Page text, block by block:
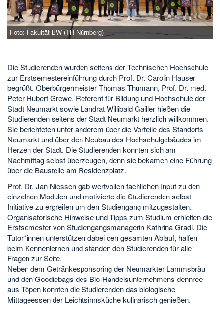
Foto: Fakultät BW (TH Nürnberg)
Die Studierenden wurden seitens der Technischen Hochschule
zur Erstsemestereinführung durch Prof. Dr. Carolin Hauser
begrüßt. Oberbürgermeister Thomas Thumann, Prof. Dr. med.
Peter Hubert Grewe, Referent für Bildung und Hochschule der
Stadt Neumarkt sowie Landrat Willibald Gailler hießen die
Studierenden seitens der Stadt Neumarkt herzlich willkommen.
Sie berichteten unter anderem über die Vorteile des Standorts
Neumarkt und über den Neubau des Hochschulgebäudes im
Herzen der Stadt. Die Studierenden konnten sich am
Nachmittag selbst überzeugen, denn sie bekamen eine Führung
über die Baustelle am Residenzplatz.
Prof. Dr. Jan Niessen gab wertvollen fachlichen Input zu den
einzelnen Modulen und motivierte die Studierenden selbst
Initiative zu ergreifen um den Studiengang mitzugestalten.
Organisatorische Hinweise und Tipps zum Studium erhielten die
Erstsemester von Studiengangsmanagerin Kathrina Gradl. Die
Tutor*innen unterstützen dabei den gesamten Ablauf, halfen
beim Kennenlernen und standen den Studierenden für alle
Fragen zur Seite.
Neben dem Getränkesponsoring der Neumarkter Lammsbräu
und den Goodiebags des Bio-Handelsunternehmens dennree
aus Töpen konnten die Studierenden das biologische
Mittageessen der Leichtsinnsküche kulinarisch genießen.